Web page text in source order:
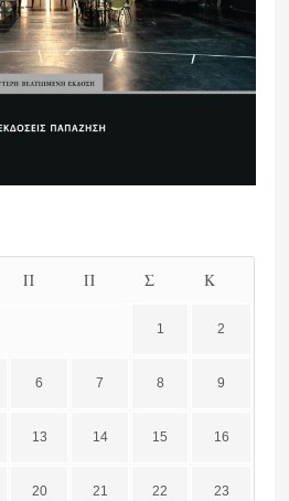
Π Π Σ Κ
1 2
6 7 8 9
13 14 15 16
20 21 22 23